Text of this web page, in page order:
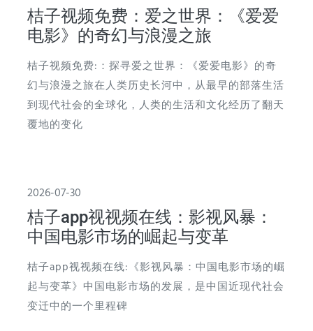
桔子视频免费：爱之世界：《爱爱
电影》的奇幻与浪漫之旅
桔子视频免费:：探寻爱之世界：《爱爱电影》的奇
幻与浪漫之旅在人类历史长河中，从最早的部落生活
到现代社会的全球化，人类的生活和文化经历了翻天
覆地的变化
2026-07-30
桔子app视视频在线：影视风暴：
中国电影市场的崛起与变革
桔子app视视频在线:《影视风暴：中国电影市场的崛
起与变革》中国电影市场的发展，是中国近现代社会
变迁中的一个里程碑